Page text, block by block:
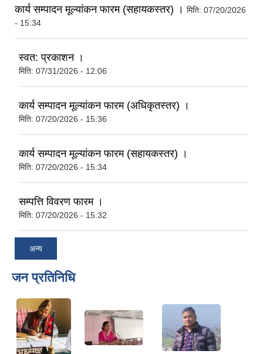
कार्य सम्पादन मूल्यांकन फारम (सहायकस्तर) । मिति: 07/20/2026
- 15:34
स्वत: प्रकाशन ।
मिति: 07/31/2026 - 12:06
कार्य सम्पादन मूल्यांकन फारम (अधिकृतस्तर) ।
मिति: 07/20/2026 - 15:36
कार्य सम्पादन मूल्यांकन फारम (सहायकस्तर) ।
मिति: 07/20/2026 - 15:34
सम्पत्ति विवरण फारम ।
मिति: 07/20/2026 - 15:32
अन्य
जन प्रतिनिधि